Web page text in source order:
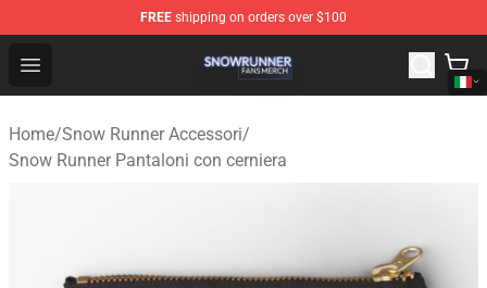
FREE shipping on orders over $100
Open menu
Snow Runner Shop - Official Snow Runner Merchandise
Home/Snow Runner Accessori/
Snow Runner Pantaloni con cerniera